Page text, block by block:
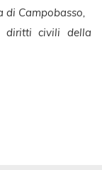
di Campobasso,
diritti civili della